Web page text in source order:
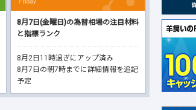
8月7日(金曜日)の為替相場の注目材料
と指標ランク
8月2日11時過ぎにアップ済み
8月7日の朝7時までに詳細情報を追記
予定